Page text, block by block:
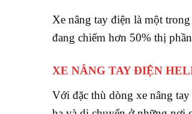
Xe nâng tay điện là một
đang chiếm hơn 50% thị
XE NÂNG TAY ĐIỆN
Với đặc thù dòng xe nâng